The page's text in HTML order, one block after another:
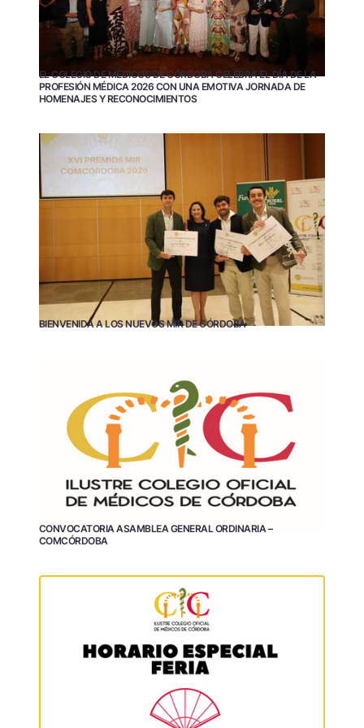
EL COLEGIO DE MÉDICOS DE CÓRDOBA CELEBRA EL DÍA DE LA
PROFESIÓN MÉDICA 2026 CON UNA EMOTIVA JORNADA DE
HOMENAJES Y RECONOCIMIENTOS
BIENVENIDA A LOS NUEVOS MIR DE CÓRDOBA
CONVOCATORIA ASAMBLEA GENERAL ORDINARIA –
COMCÓRDOBA